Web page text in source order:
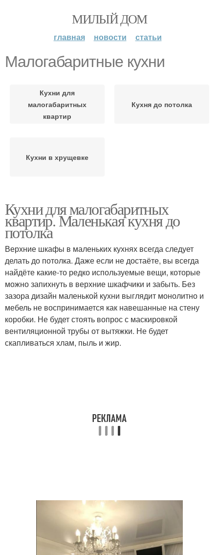
МИЛЫЙ ДОМ
главная новости статьи
Малогабаритные кухни
Кухни для
малогабаритных
квартир
Кухня до потолка
Кухни в хрущевке
Кухни для малогабаритных
квартир. Маленькая кухня до
потолка
Верхние шкафы в маленьких кухнях всегда следует
делать до потолка. Даже если не достаёте, вы всегда
найдёте какие-то редко используемые вещи, которые
можно запихнуть в верхние шкафчики и забыть. Без
зазора дизайн маленькой кухни выглядит монолитно и
мебель не воспринимается как навешанные на стену
коробки. Не будет стоять вопрос с маскировкой
вентиляционной трубы от вытяжки. Не будет
скапливаться хлам, пыль и жир.